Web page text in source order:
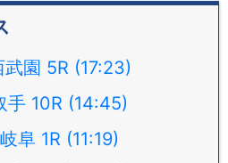
武園 5R (17:23)
手 10R (14:45)
岐阜 1R (11:19)